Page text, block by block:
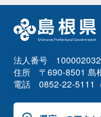
法人番号
住所 〒690-8501 島
電話 0852-22-5111（